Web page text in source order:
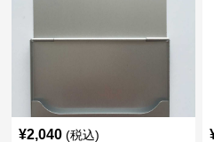
¥2,040 (税込)